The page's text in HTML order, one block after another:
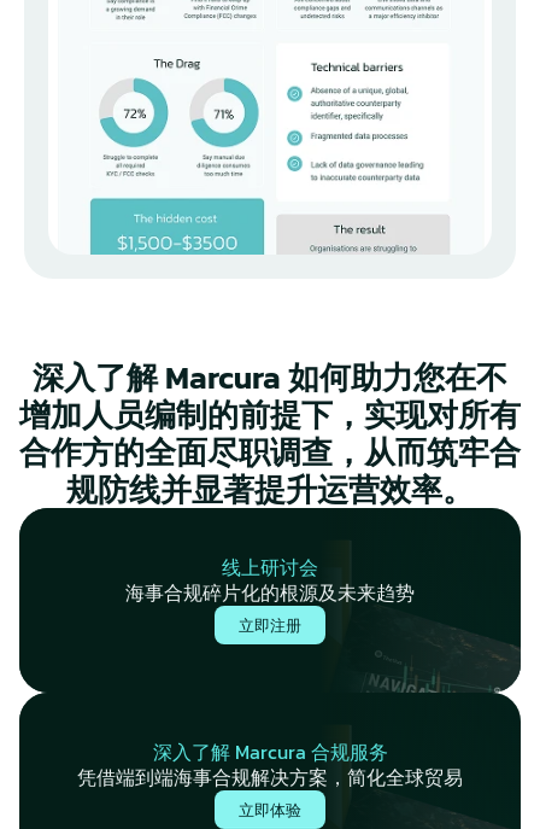
深入了解 Marcura 如何助力您在不
增加人员编制的前提下，实现对所有
合作方的全面尽职调查，从而筑牢合
规防线并显著提升运营效率。
线上研讨会
海事合规碎片化的根源及未来趋势
立即注册
深入了解 Marcura 合规服务
凭借端到端海事合规解决方案 ，简化全球贸易
立即体验